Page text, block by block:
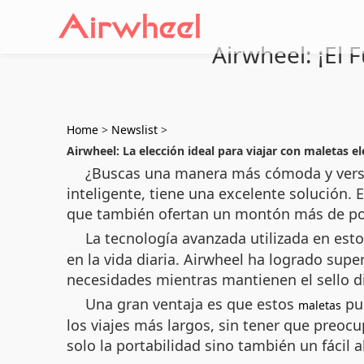
Airwheel: ¡El
Home > Newslist >
Airwheel: La elección ideal para viajar con maletas
¿Buscas una manera más cómoda y
inteligente, tiene una excelente solución.
que también ofertan un montón más de
La tecnología avanzada utilizada en
en la vida diaria. Airwheel ha logrado
necesidades mientras mantienen el sello
Una gran ventaja es que estos maletas
los viajes más largos, sin tener que
solo la portabilidad sino también un fácil